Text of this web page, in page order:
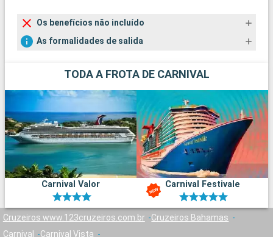
Os benefícios não incluído
As formalidades de salida
TODA A FROTA DE CARNIVAL
Carnival Valor Carnival Festivale
Cruzeiros www.123cruzeiros.com.br
Cruzeiros Bahamas
Carnival
Carnival Vista